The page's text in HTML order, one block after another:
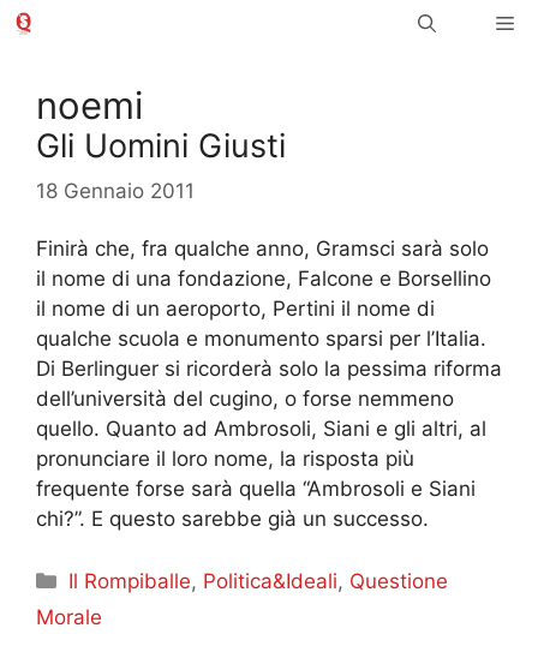
Vai
noemi
Gli Uomini Giusti
18 Gennaio 2011
Finirà che, fra qualche anno, Gramsci sarà solo
il nome di una fondazione, Falcone e Borsellino
il nome di un aeroporto, Pertini il nome di
qualche scuola e monumento sparsi per l’Italia.
Di Berlinguer si ricorderà solo la pessima riforma
dell’università del cugino, o forse nemmeno
quello. Quanto ad Ambrosoli, Siani e gli altri, al
pronunciare il loro nome, la risposta più
frequente forse sarà quella “Ambrosoli e Siani
chi?”. E questo sarebbe già un successo.
Categorie
Il Rompiballe, Politica&Ideali, Questione
Morale